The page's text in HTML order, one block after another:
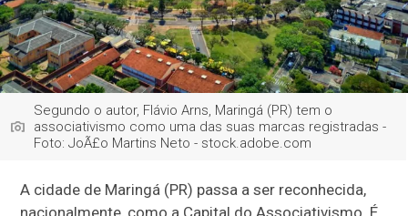
Segundo o autor, Flávio Arns, Maringá (PR) tem o
associativismo como uma das suas marcas registradas -
Foto: JoÃ£o Martins Neto - stock.adobe.com
A cidade de Maringá (PR) passa a ser reconhecida,
nacionalmente, como a Capital do Associativismo. É